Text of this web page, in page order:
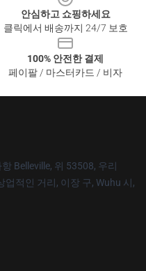
안심하고 쇼핑하세요
클릭에서 배송까지 24/7 보호
100% 안전한 결제
페이팔 / 마스터카드 / 비자
Belleville, 위 53508, 우리
업적인 거리, 이장 구, Wuhu 시,